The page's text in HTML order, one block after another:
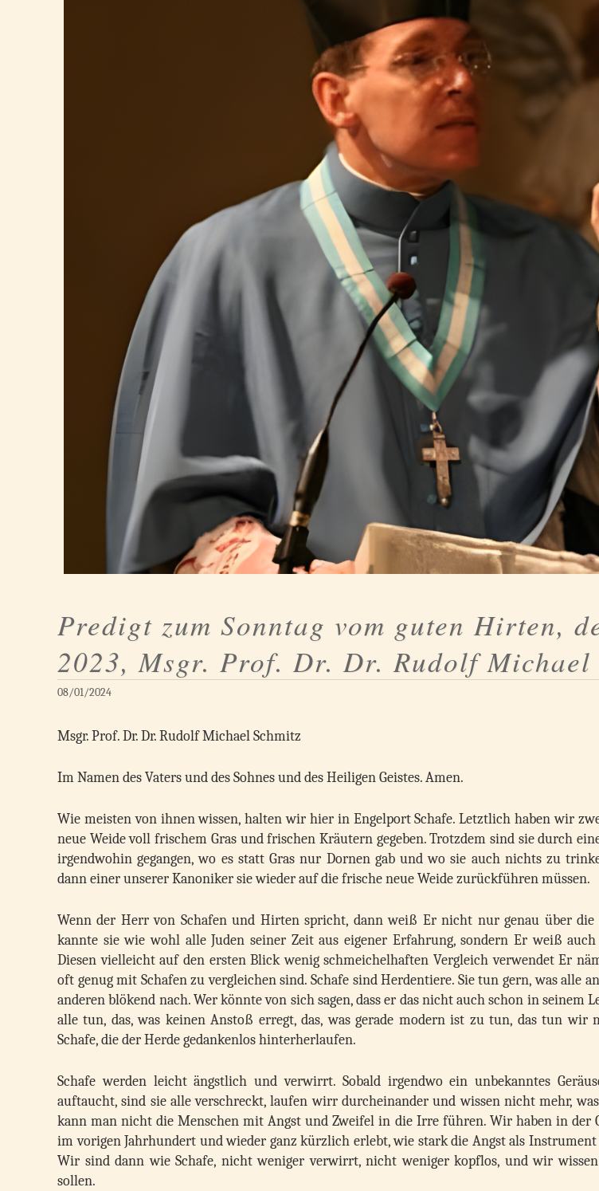
Predigt zum Sonntag vom guten Hirten,
2023, Msgr. Prof. Dr. Dr. Rudolf Michael
08/01/2024
Msgr. Prof. Dr. Dr. Rudolf Michael Schmitz
Im Namen des Vaters und des Sohnes und des Heiligen Geistes. Amen.
Wie meisten von ihnen wissen, halten wir hier in Engelport Schafe. Letztlich haben wir
neue Weide voll frischem Gras und frischen Kräutern gegeben. Trotzdem sind sie durch
irgendwohin gegangen, wo es statt Gras nur Dornen gab und wo sie auch nichts zu
dann einer unserer Kanoniker sie wieder auf die frische neue Weide zurückführen müssen.
Wenn der Herr von Schafen und Hirten spricht, dann weiß Er nicht nur genau über die
kannte sie wie wohl alle Juden seiner Zeit aus eigener Erfahrung, sondern Er weiß
Diesen vielleicht auf den ersten Blick wenig schmeichelhaften Vergleich verwendet Er
oft genug mit Schafen zu vergleichen sind. Schafe sind Herdentiere. Sie tun gern, was alle
anderen blökend nach. Wer könnte von sich sagen, dass er das nicht auch schon in seinem
alle tun, das, was keinen Anstoß erregt, das, was gerade modern ist zu tun, das tun wir
Schafe, die der Herde gedankenlos hinterherlaufen.
Schafe werden leicht ängstlich und verwirrt. Sobald irgendwo ein unbekanntes
auftaucht, sind sie alle verschreckt, laufen wirr durcheinander und wissen nicht mehr,
kann man nicht die Menschen mit Angst und Zweifel in die Irre führen. Wir haben in der
im vorigen Jahrhundert und wieder ganz kürzlich erlebt, wie stark die Angst als
Wir sind dann wie Schafe, nicht weniger verwirrt, nicht weniger kopflos, und wir
sollen.